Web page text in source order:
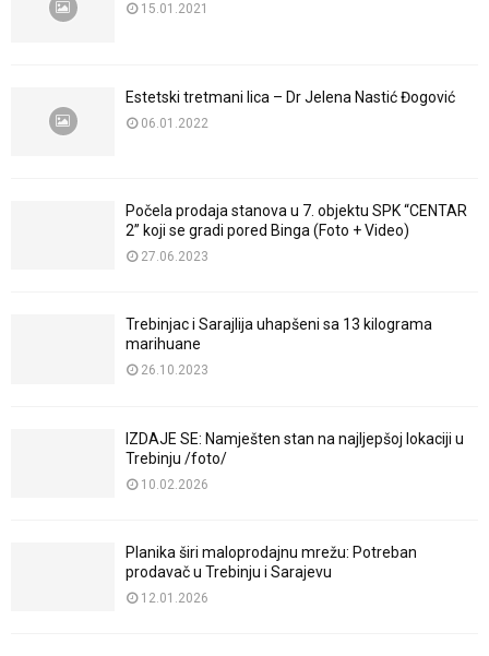
15.01.2021
Estetski tretmani lica – Dr Jelena Nastić Đogović
06.01.2022
Počela prodaja stanova u 7. objektu SPK “CENTAR
2” koji se gradi pored Binga (Foto + Video)
27.06.2023
Trebinjac i Sarajlija uhapšeni sa 13 kilograma
marihuane
26.10.2023
IZDAJE SE: Namješten stan na najljepšoj lokaciji u
Trebinju /foto/
10.02.2026
Planika širi maloprodajnu mrežu: Potreban
prodavač u Trebinju i Sarajevu
12.01.2026